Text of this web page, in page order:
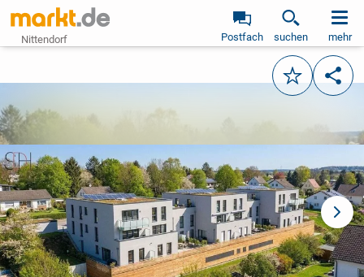
Nittendorf Postfach suchen mehr
Merken
vorheriges Bild